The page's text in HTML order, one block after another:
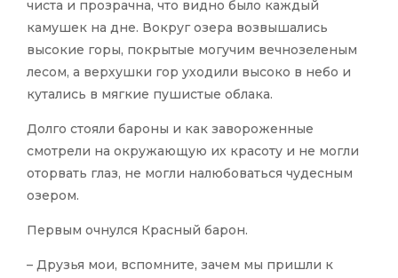
чиста и прозрачна, что видно было каждый
камушек на дне. Вокруг озера возвышались
высокие горы, покрытые могучим вечнозеленым
лесом, а верхушки гор уходили высоко в небо и
кутались в мягкие пушистые облака.
Долго стояли бароны и как завороженные
смотрели на окружающую их красоту и не могли
оторвать глаз, не могли налюбоваться чудесным
озером.
Первым очнулся Красный барон.
– Друзья мои, вспомните, зачем мы пришли к